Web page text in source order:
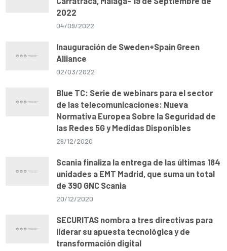
2022
04/09/2022
Inauguración de Sweden+Spain Green
Alliance
02/03/2022
Blue TC: Serie de webinars para el sector
de las telecomunicaciones: Nueva
Normativa Europea Sobre la Seguridad de
las Redes 5G y Medidas Disponibles
29/12/2020
Scania finaliza la entrega de las últimas 184
unidades a EMT Madrid, que suma un total
de 390 GNC Scania
20/12/2020
SECURITAS nombra a tres directivas para
liderar su apuesta tecnológica y de
transformación digital